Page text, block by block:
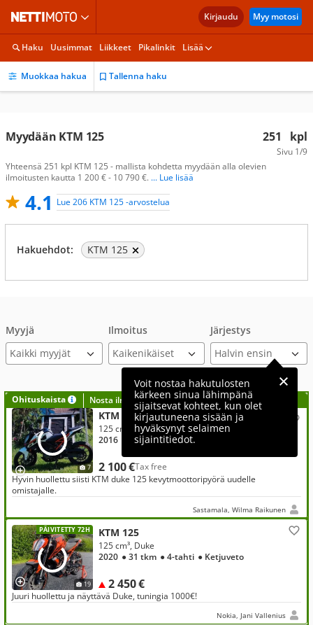
Kirjaudu Myy motosi
Haku Uusimmat Liikkeet Pikalinkit Lisää
Muokkaa hakua Tallenna haku
251 kpl
Sivu 1/9
Myydään KTM 125
Yhteensä 251 kpl KTM 125 - mallista kohdetta myydään alla olevien
ilmoitusten kautta 1 200 € - 10 790 €. ... Lue lisää
4.1 Lue 206 KTM 125 -arvostelua
Hakuehdot: KTM 125
Myyjä
Kaikki myyjät
Ilmoitus Järjestys
Voit nostaa hakutulosten
kärkeen sinua lähimpänä
sijaitsevat kohteet, kun olet
kirjautuneena sisään ja
hyväksynyt selaimen
sijaintitiedot.
Ohituskaista Nosta ilmoituksesi tähän?
7
KTM 125
2 100 €Tax free
125 cm³, Duke
2016
● 23 tkm● 4-tahti
Hyvin huollettu siisti KTM duke 125 kevytmoottoripyörä uudelle
omistajalle.
Sastamala, Wilma Raikunen
PÄIVITETTY 72H
19
KTM 125
2 450 €
125 cm³, Duke
2020 ● 31 tkm ● 4-tahti ● Ketjuveto
Juuri huollettu ja näyttävä Duke, tuningia 1000€!
Nokia, Jani Vallenius